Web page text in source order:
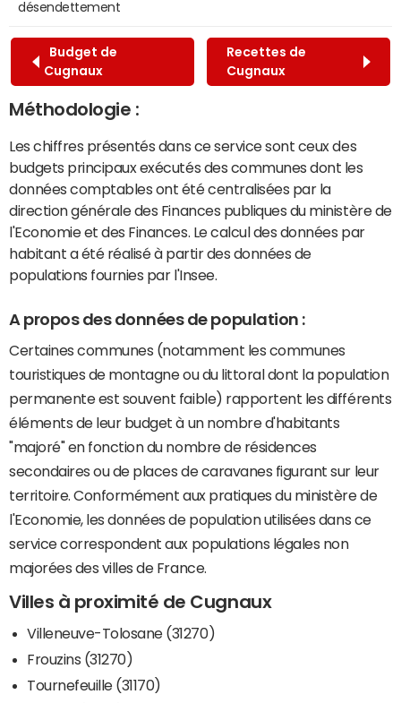
désendettement
Budget de
Cugnaux
Recettes de
Cugnaux
Méthodologie :
Les chiffres présentés dans ce service sont ceux des
budgets principaux exécutés des communes dont les
données comptables ont été centralisées par la
direction générale des Finances publiques du ministère de
l'Economie et des Finances. Le calcul des données par
habitant a été réalisé à partir des données de
populations fournies par l'Insee.
A propos des données de population :
Certaines communes (notamment les communes
touristiques de montagne ou du littoral dont la population
permanente est souvent faible) rapportent les différents
éléments de leur budget à un nombre d'habitants
"majoré" en fonction du nombre de résidences
secondaires ou de places de caravanes figurant sur leur
territoire. Conformément aux pratiques du ministère de
l'Economie, les données de population utilisées dans ce
service correspondent aux populations légales non
majorées des villes de France.
Villes à proximité de Cugnaux
Villeneuve-Tolosane (31270)
Frouzins (31270)
Tournefeuille (31170)